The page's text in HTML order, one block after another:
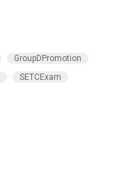
GroupDPromotion
SETCExam